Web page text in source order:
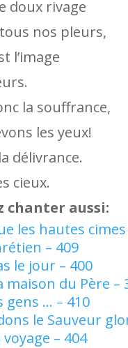
doux rivage
nos pleurs,
l’image
la souffrance,
les yeux!
délivrance.
cieux.
chanter aussi:
les hautes cimes
– 409
le jour – 400
maison du Père –
gens … – 410
le Sauveur
– 404